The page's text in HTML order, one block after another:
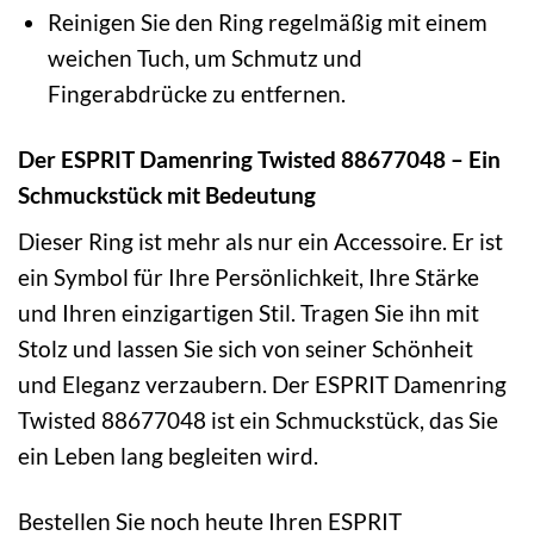
Reinigen Sie den Ring regelmäßig mit einem
weichen Tuch, um Schmutz und
Fingerabdrücke zu entfernen.
Der ESPRIT Damenring Twisted 88677048 – Ein
Schmuckstück mit Bedeutung
Dieser Ring ist mehr als nur ein Accessoire. Er ist
ein Symbol für Ihre Persönlichkeit, Ihre Stärke
und Ihren einzigartigen Stil. Tragen Sie ihn mit
Stolz und lassen Sie sich von seiner Schönheit
und Eleganz verzaubern. Der ESPRIT Damenring
Twisted 88677048 ist ein Schmuckstück, das Sie
ein Leben lang begleiten wird.
Bestellen Sie noch heute Ihren ESPRIT